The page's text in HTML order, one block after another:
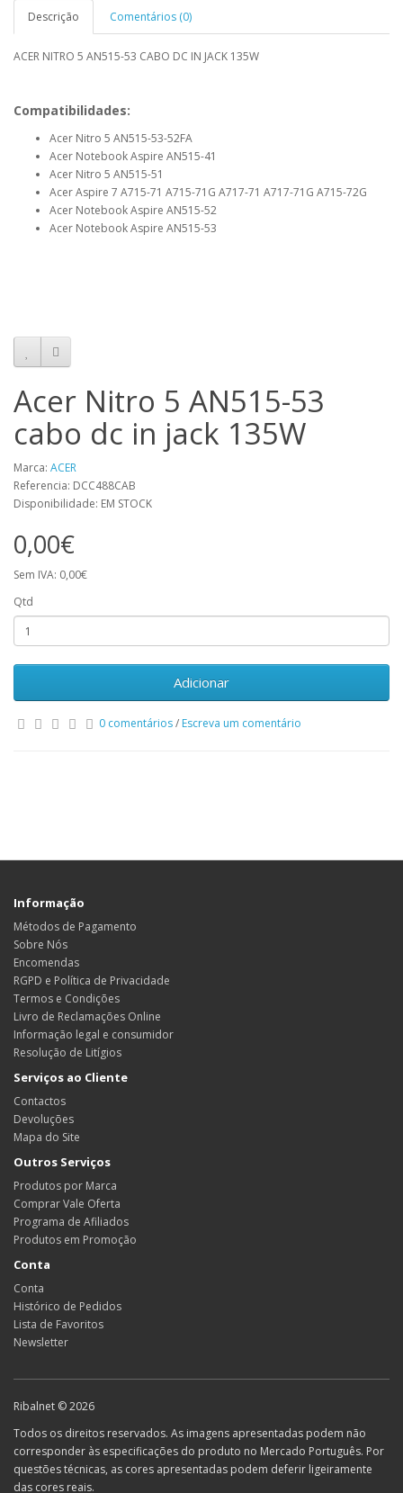
Descrição Comentários (0)
ACER NITRO 5 AN515-53 CABO DC IN JACK 135W
Compatibilidades:
Acer Nitro 5 AN515-53-52FA
Acer Notebook Aspire AN515-41
Acer Nitro 5 AN515-51
Acer Aspire 7 A715-71 A715-71G A717-71 A717-71G A715-72G
Acer Notebook Aspire AN515-52
Acer Notebook Aspire AN515-53
Acer Nitro 5 AN515-53
cabo dc in jack 135W
Marca: ACER
Referencia: DCC488CAB
Disponibilidade: EM STOCK
0,00€
Sem IVA: 0,00€
Qtd
Adicionar
0 comentários/ Escreva um comentário
Informação
Métodos de Pagamento
Sobre Nós
Encomendas
RGPD e Política de Privacidade
Termos e Condições
Livro de Reclamações Online
Informação legal e consumidor
Resolução de Litígios
Serviços ao Cliente
Contactos
Devoluções
Mapa do Site
Outros Serviços
Produtos por Marca
Comprar Vale Oferta
Programa de Afiliados
Produtos em Promoção
Conta
Conta
Histórico de Pedidos
Lista de Favoritos
Newsletter
Ribalnet © 2026
Todos os direitos reservados. As imagens apresentadas podem não
corresponder às especificações do produto no Mercado Português. Por
questões técnicas, as cores apresentadas podem deferir ligeiramente
das cores reais.